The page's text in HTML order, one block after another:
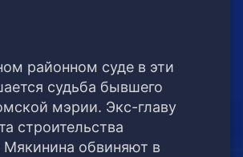
районном суде в эти
судьба бывшего
мэрии. Экс-главу
строительства
Мякинина обвиняют в